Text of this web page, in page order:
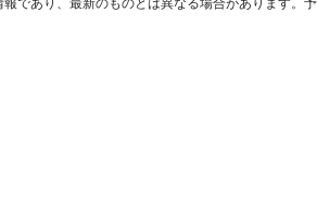
であり、最新のものとは異なる場合があります。予